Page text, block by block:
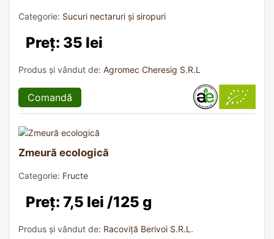
Categorie: Sucuri nectaruri și siropuri
Preț: 35 lei
Produs și vândut de: Agromec Cheresig S.R.L
Comandă
Zmeură ecologică
Categorie: Fructe
Preț: 7,5 lei /125 g
Produs și vândut de: Racoviță Berivoi S.R.L.